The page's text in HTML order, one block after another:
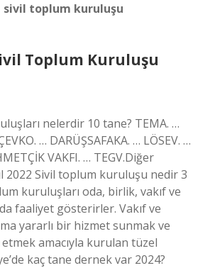
sivil toplum kuruluşu
Toplum Kuruluşu
nelerdir 10 tane? TEMA. …
… DARÜŞSAFAKA. … LÖSEV. …
VAKFI. … TEGV.Diğer
2022 Sivil toplum kuruluşu nedir 3
kuruluşları oda, birlik, vakıf ve
faaliyet gösterirler. Vakıf ve
yararlı bir hizmet sunmak ve
amacıyla kurulan tüzel
kaç tane dernek var 2024?